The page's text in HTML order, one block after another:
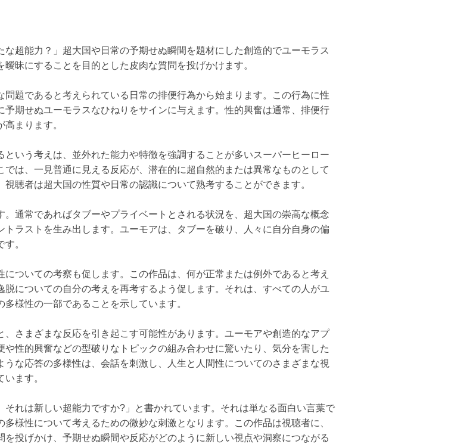
超能力？」超大国や日常の予期せぬ瞬間を題材にした創造的でユーモラス
昧にすることを目的とした皮肉な質問を投げかけます。
題であると考えられている日常の排便行為から始まります。この行為に性
期せぬユーモラスなひねりをサインに与えます。性的興奮は通常、排便行
まります。
いう考えは、並外れた能力や特徴を強調することが多いスーパーヒーロー
は、一見普通に見える反応が、潜在的に超自然的または異常なものとして
聴者は超大国の性質や日常の認識について熟考することができます。
通常であればタブーやプライベートとされる状況を、超大国の崇高な概念
ラストを生み出します。ユーモアは、タブーを破り、人々に自分自身の偏
。
ついての考察も促します。この作品は、何が正常または例外であると考え
についての自分の考えを再考するよう促します。それは、すべての人がユ
様性の一部であることを示しています。
さまざまな反応を引き起こす可能性があります。ユーモアや創造的なアプ
性的興奮などの型破りなトピックの組み合わせに驚いたり、気分を害した
な応答の多様性は、会話を刺激し、人生と人間性についてのさまざまな視
ます。
れは新しい超能力ですか?」と書かれています。それは単なる面白い言葉で
様性について考えるための微妙な刺激となります。この作品は視聴者に、
投げかけ、予期せぬ瞬間や反応がどのように新しい視点や洞察につながる